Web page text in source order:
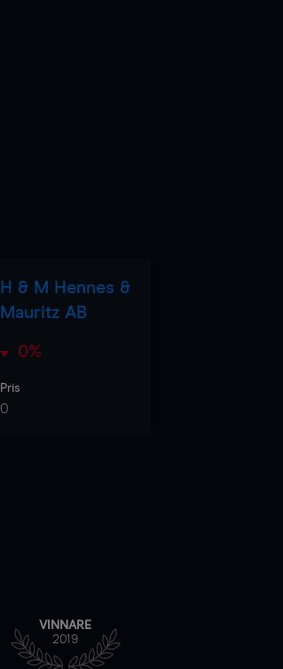
H & M Hennes &
Mauritz AB
0%
Pris
0
VINNARE
2019